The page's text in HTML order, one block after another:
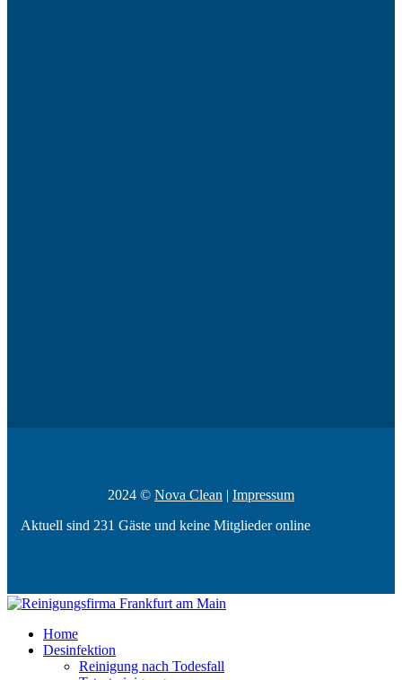
2024 © Nova Clean | Impressum
Aktuell sind 231 Gäste und keine Mitglieder online
Home
Desinfektion
Reinigung nach Todesfall